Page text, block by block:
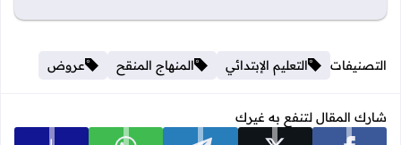
التصنيفات التعليم الإبتدائي المنهاج المنقح عروض
شارك المقال لتنفع به غيرك